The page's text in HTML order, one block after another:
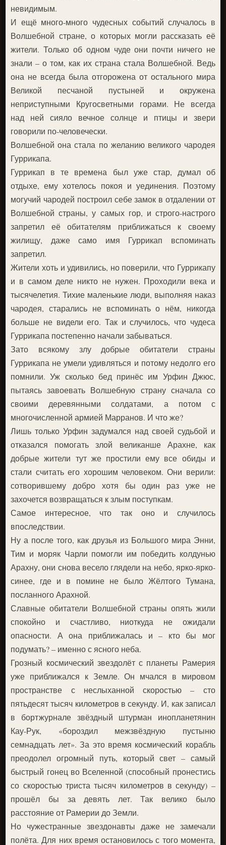
невидимым.
И ещё много-много чудесных событий случалось в
Волшебной стране, о которых могли рассказать её
жители. Только об одном чуде они почти ничего не
знали – о том, как их страна стала Волшебной. Ведь
она не всегда была отгорожена от остального мира
Великой песчаной пустыней и окружена
неприступными Кругосветными горами. Не всегда
над ней сияло вечное солнце и птицы и звери
говорили по-человечески.
Волшебной она стала по желанию великого чародея
Гуррикапа.
Гуррикап в те времена был уже стар, думал об
отдыхе, ему хотелось покоя и уединения. Поэтому
могучий чародей построил себе замок в отдалении от
Волшебной страны, у самых гор, и строго-настрого
запретил её обитателям приближаться к своему
жилищу, даже само имя Гуррикап вспоминать
запретил.
Жители хоть и удивились, но поверили, что Гуррикапу
и в самом деле никто не нужен. Проходили века и
тысячелетия. Тихие маленькие люди, выполняя наказ
чародея, старались не вспоминать о нём, никогда
больше не видели его. Так и случилось, что чудеса
Гуррикапа постепенно начали забываться.
Зато всякому злу добрые обитатели страны
Гуррикапа не умели удивляться и потому недолго его
помнили. Уж сколько бед принёс им Урфин Джюс,
пытаясь завоевать Волшебную страну сначала со
своими деревянными солдатами, а потом с
многочисленной армией Марранов. И что же?
Лишь только Урфин задумался над своей судьбой и
отказался помогать злой великанше Арахне, как
добрые жители тут же простили ему все обиды и
стали считать его хорошим человеком. Они верили:
сотворившему добро хотя бы один раз уже не
захочется возвращаться к злым поступкам.
Самое интересное, что так оно и случилось
впоследствии.
Ну а после того, как друзья из Большого мира Энни,
Тим и моряк Чарли помогли им победить колдунью
Арахну, они снова весело глядели на небо, ярко-ярко-
синее, где и в помине не было Жёлтого Тумана,
посланного Арахной.
Славные обитатели Волшебной страны опять жили
спокойно и счастливо, ниоткуда не ожидали
опасности. А она приближалась и – кто бы мог
подумать? – именно с ясного неба.
Грозный космический звездолёт с планеты Рамерия
уже приближался к Земле. Он мчался в мировом
пространстве с неслыханной скоростью – сто
пятьдесят тысяч километров в секунду. И, как записал
в бортжурнале звёздный штурман инопланетянин
Кау-Рук, «бороздил межзвёздную пустыню
семнадцать лет». За это время космический корабль
преодолел огромный путь, который свет – самый
быстрый гонец во Вселенной (способный пронестись
со скоростью триста тысяч километров в секунду) –
прошёл бы за девять лет. Так велико было
расстояние от Рамерии до Земли.
Но чужестранные звездонавты даже не замечали
полёта. Для них время остановилось с того момента,